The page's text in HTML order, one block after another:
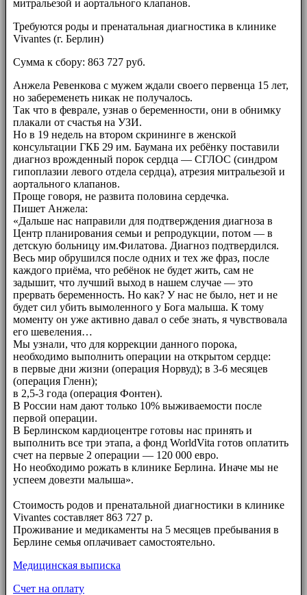
митральезой и аортального клапанов.
Требуются роды и пренатальная диагностика в клинике
Vivantes (г. Берлин)
Сумма к сбору: 863 727 руб.
Анжела Ревенкова с мужем ждали своего первенца 15 лет,
но забеременеть никак не получалось.
Так что в феврале, узнав о беременности, они в обнимку
плакали от счастья на УЗИ.
Но в 19 недель на втором скрининге в женской
консультации ГКБ 29 им. Баумана их ребёнку поставили
диагноз врожденный порок сердца — СГЛОС (синдром
гипоплазии левого отдела сердца), атрезия митральезой и
аортального клапанов.
Проще говоря, не развита половина сердечка.
Пишет Анжела:
«Дальше нас направили для подтверждения диагноза в
Центр планирования семьи и репродукции, потом — в
детскую больницу им.Филатова. Диагноз подтвердился.
Весь мир обрушился после одних и тех же фраз, после
каждого приёма, что ребёнок не будет жить, сам не
задышит, что лучший выход в нашем случае — это
прервать беременность. Но как? У нас не было, нет и не
будет сил убить вымоленного у Бога малыша. К тому
моменту он уже активно давал о себе знать, я чувствовала
его шевеления…
Мы узнали, что для коррекции данного порока,
необходимо выполнить операции на открытом сердце:
в первые дни жизни (операция Норвуд); в 3-6 месяцев
(операция Гленн);
в 2,5-3 года (операция Фонтен).
В России нам дают только 10% выживаемости после
первой операции.
В Берлинском кардиоцентре готовы нас принять и
выполнить все три этапа, а фонд WorldVita готов оплатить
счет на первые 2 операции — 120 000 евро.
Но необходимо рожать в клинике Берлина. Иначе мы не
успеем довезти малыша».
Стоимость родов и пренатальной диагностики в клинике
Vivantes составляет 863 727 р.
Проживание и медикаменты на 5 месяцев пребывания в
Берлине семья оплачивает самостоятельно.
Медицинская выписка
Счет на оплату